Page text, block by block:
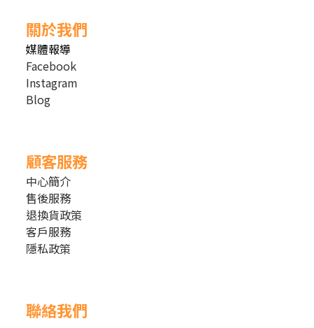
關於我們
媒體報導
Facebook
Instagram
Blog
顧客服務
中心簡介
售後服務
退換貨政策
客戶服務
隱私政策
聯絡我們